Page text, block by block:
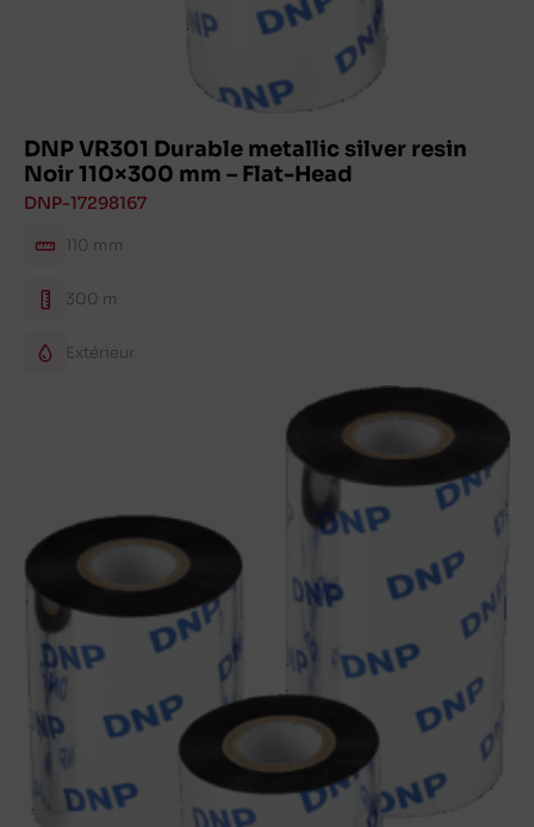
DNP VR301 Durable metallic silver resin
Noir 110×300 mm – Flat-Head
DNP-17298167
110 mm
300 m
Extérieur